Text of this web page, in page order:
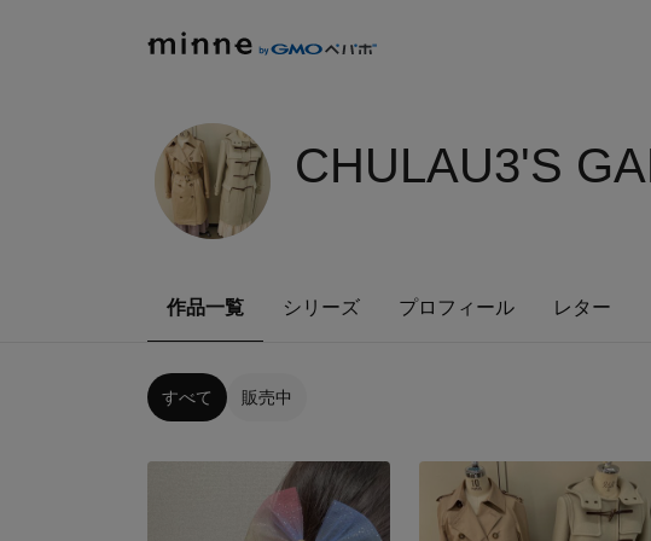
CHULAU3'S
作品一覧 シリーズ プロフィール レター
すべて 販売中